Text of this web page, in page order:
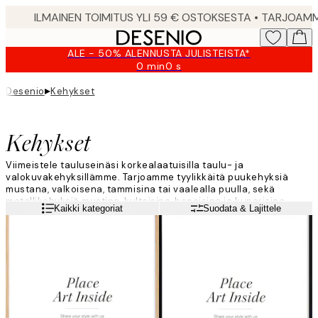
ALE - 50% ALENNUSTA JULISTEISTA*
0 min0 s
Voimassa
Desenio▸Kehykset
Kehykset
Viimeistele tauluseinäsi korkealaatuisilla taulu- ja
valokuvakehyksillämme. Tarjoamme tyylikkäitä puukehyksiä
mustana, valkoisena, tammisina tai vaalealla puulla, sekä
metallikehyksiä mustina, kultaisina, hopeisina ja kuparisina.
Kehyksiä on kahdeksassa eri koossa aina pienistä 13x18 cm
Lue lisää Kaikki kategoriat Suodata & Lajittele